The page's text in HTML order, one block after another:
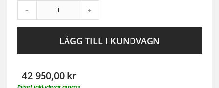
- +
LÄGG TILL I KUNDVAGN
42 950,00 kr